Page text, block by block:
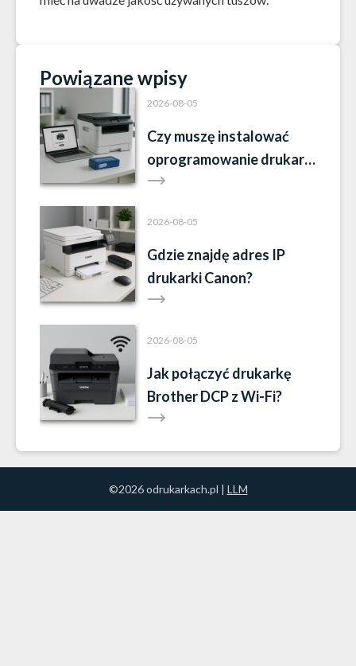
Powiązane wpisy
2026-08-05
Czy muszę instalować
oprogramowanie drukarki
Brother?
2026-08-05
Gdzie znajdę adres IP
drukarki Canon?
2026-08-05
Jak połączyć drukarkę
Brother DCP z Wi-Fi?
©2026 odrukarkach.pl | LLM